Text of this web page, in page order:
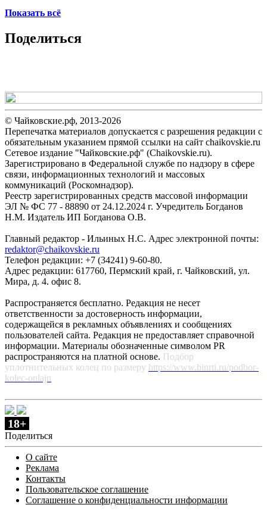
Показать всё
Поделиться
© Чайковские.рф, 2013-2026
Перепечатка материалов допускается с разрешения редакции с
обязательным указанием прямой ссылки на сайт chaikovskie.ru
Сетевое издание "Чайковские.рф" (Chaikovskie.ru).
Зарегистрировано в Федеральной службе по надзору в сфере
связи, информационных технологий и массовых
коммуникаций (Роскомнадзор).
Реестр зарегистрированных средств массовой информации
ЭЛ № ФС 77 - 88890 от 24.12.2024 г. Учредитель Богданов
Н.М. Издатель ИП Богданова О.В.
Главный редактор - Ильиных Н.С. Адрес электронной почты:
redaktor@chaikovskie.ru
Телефон редакции: +7 (34241) 9-60-80.
Адрес редакции: 617760, Пермский край, г. Чайковский, ул.
Мира, д. 4. офис 8.
Распространяется бесплатно. Редакция не несет
ответственности за достоверность информации,
содержащейся в рекламных объявлениях и сообщениях
пользователей сайта. Редакция не предоставляет справочной
информации. Материалы обозначенные символом PR
распространяются на платной основе. Подбор
уплотнительных колец по размеру https://www.binrti.ru/podbor-
kolec-onlajn
18+
Поделиться
О сайте
Реклама
Контакты
Пользовательское соглашение
Соглашение о конфиденциальности информации